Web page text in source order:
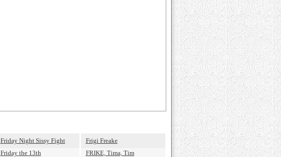
Friday Night Sissy Fight
Frigi Freake
Friday the 13th FRIKE, Tima, Tim